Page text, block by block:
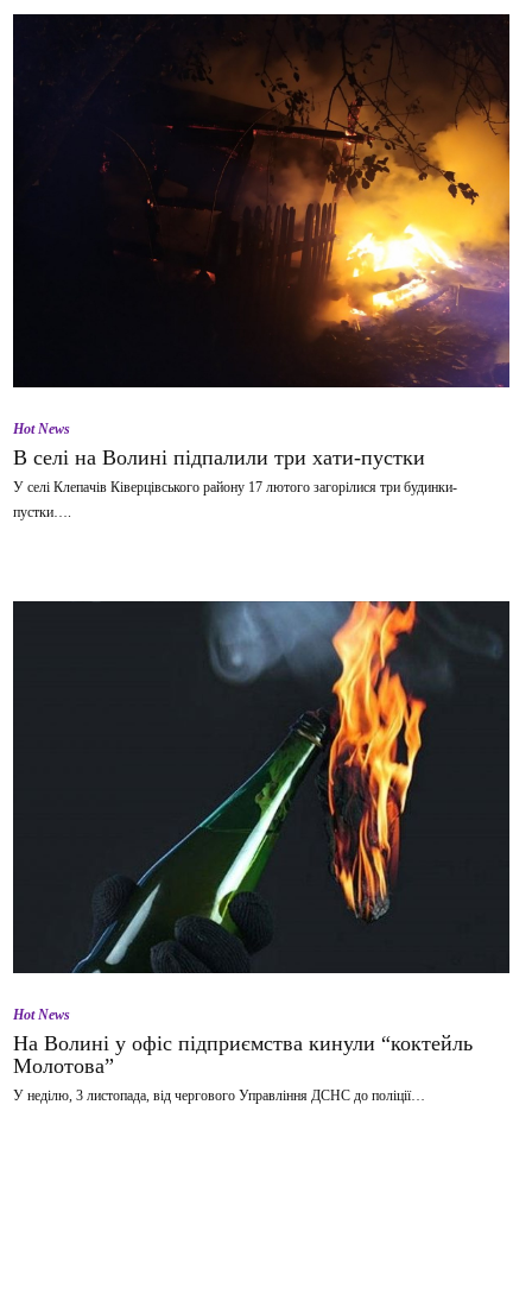
Hot News
В селі на Волині підпалили три хати-пустки
У селі Клепачів Ківерцівського району 17 лютого загорілися три будинки-
пустки….
Hot News
На Волині у офіс підприємства кинули “коктейль
Молотова”
У неділю, 3 листопада, від чергового Управління ДСНС до поліції…